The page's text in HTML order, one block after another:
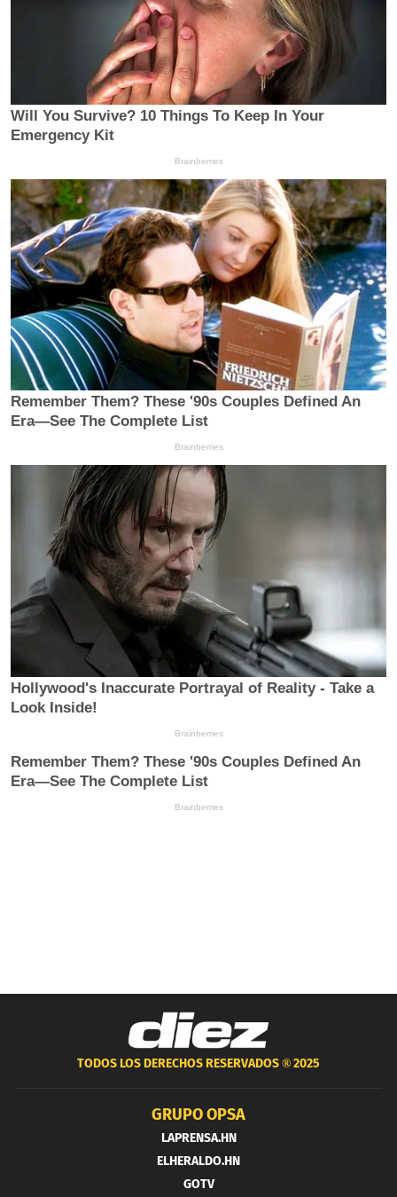
TODOS LOS DERECHOS RESERVADOS ®2025
GRUPO OPSA
LAPRENSA.HN
ELHERALDO.HN
GOTV